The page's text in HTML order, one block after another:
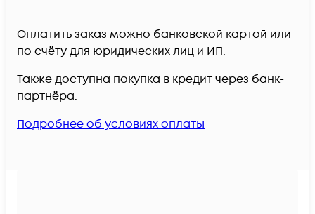
Оплатить заказ можно банковской картой или
по счёту для юридических лиц и ИП.
Также доступна покупка в кредит через банк-
партнёра.
Подробнее об условиях оплаты